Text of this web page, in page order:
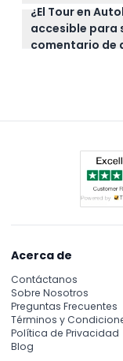
reembolso
transferencia.
Lleva zapatos
para fotos y
paradas en
¿El Tour en
accesible para
comentario de
Sí, el tour es
Acerca de
Contáctanos
Sobre Nosotros
Preguntas Frecuentes
Términos y
Política de Privacidad
Blog